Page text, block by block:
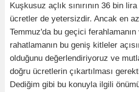
Kuşkusuz açlık sınırının 36 bin
ücretler de yetersizdir. Ancak en
Temmuz'da bu geçici
rahatlamanın bu geniş kitleler
olduğunu değerlendiriyoruz ve
doğru ücretlerin çıkartılması
Dediğim gibi bu konuyla ilgili